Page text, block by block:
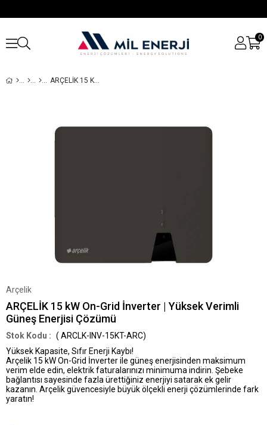
0
ARÇELİK 15 KW ON-GRID İNVERTER | YÜKSEK VERIMLI GÜNEŞ ENERJISI ÇÖZÜMÜ
Arçelik
ARÇELİK 15 kW On-Grid İnverter | Yüksek Verimli
Güneş Enerjisi Çözümü
( ARCLK-INV-15KT-ARC)
Yüksek Kapasite, Sıfır Enerji Kaybı!
Arçelik 15 kW On-Grid İnverter ile güneş enerjisinden maksimum
verim elde edin, elektrik faturalarınızı minimuma indirin. Şebeke
bağlantısı sayesinde fazla ürettiğiniz enerjiyi satarak ek gelir
kazanın. Arçelik güvencesiyle büyük ölçekli enerji çözümlerinde fark
yaratın!